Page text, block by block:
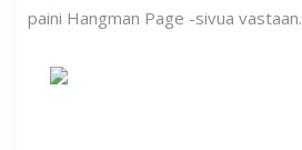
paini Hangman Page -sivua vastaan.